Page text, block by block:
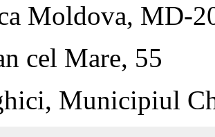
Moldova, MD-
cel Mare, 55
Municipiul